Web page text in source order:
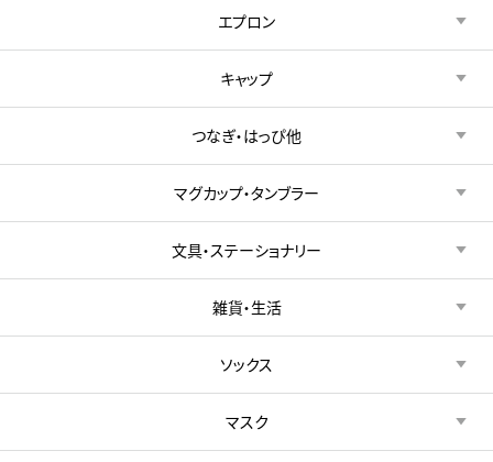
エプロン
キャップ
つなぎ・はっぴ他
マグカップ・タンブラー
文具・ステーショナリー
雑貨・生活
ソックス
マスク